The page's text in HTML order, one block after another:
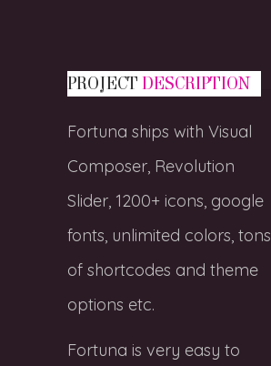
PROJECT DESCRIPTION
Fortuna ships with Visual
Composer, Revolution
Slider, 1200+ icons, google
fonts, unlimited colors, tons
of shortcodes and theme
options etc.
Fortuna is very easy to